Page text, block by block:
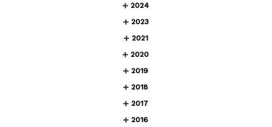
2024
2023
2021
2020
2019
2018
2017
2016